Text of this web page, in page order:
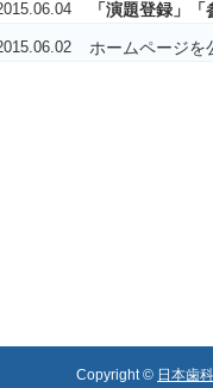
「演題登録」
ホームページを
Copyright © 日本歯